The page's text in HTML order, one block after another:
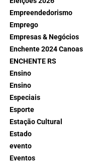
Empreendedorismo
Emprego
Empresas & Negócios
Enchente 2024 Canoas
ENCHENTE RS
Ensino
Ensino
Especiais
Esporte
Estação Cultural
Estado
evento
Eventos